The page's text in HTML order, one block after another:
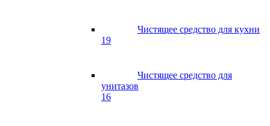
Чистящее средство для кухни
19
Чистящее средство для
унитазов
16